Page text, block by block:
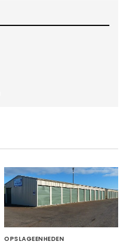
OPSLAGEENHEDEN